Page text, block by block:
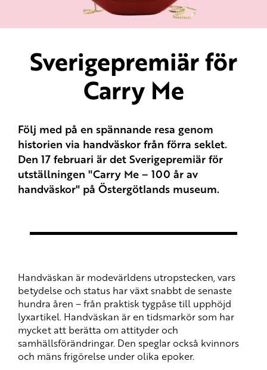
Sverigepremiär för
Carry Me
Följ med på en spännande resa genom
historien via handväskor från förra seklet.
Den 17 februari är det Sverigepremiär för
utställningen "Carry Me – 100 år av
handväskor" på Östergötlands museum.
Handväskan är modevärldens utropstecken, vars
betydelse och status har växt snabbt de senaste
hundra åren – från praktisk tygpåse till upphöjd
lyxartikel. Handväskan är en tidsmarkör som har
mycket att berätta om attityder och
samhällsförändringar. Den speglar också kvinnors
och mäns frigörelse under olika epoker.